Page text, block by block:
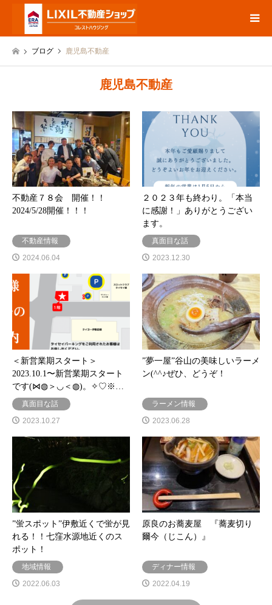
ブログ 鹿児島不動産
鹿児島不動産
不動産７８会 開催！！
2024/5/28開催！！！
不動産情報
2024.06.04
２０２３年も終わり。「本当
に感謝！」ありがとうござい
ます。
真面目な話
2023.12.30
＜新営業期スタート＞
2023.10.1〜新営業期スタート
です(⋈◍＞◡＜◍)。✧♡※…
真面目な話
2023.10.27
”夢一屋”谷山の美味しいラーメ
ン(^^♪ぜひ、どうぞ！
ラーメン情報
2023.06.28
”蛍スポット”伊敷近くで蛍が見
れる！！七窪水源地近くのス
ポット！
地域情報
2022.06.03
原良のお蕎麦屋 『蕎麦切り
爾今（じこん）』
ディナー情報
2022.04.19